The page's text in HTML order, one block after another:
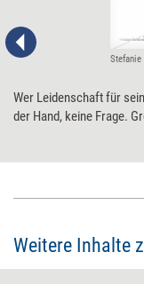
Wer Leidenschaft für
der Hand, keine Frage.
Weitere Inhalte